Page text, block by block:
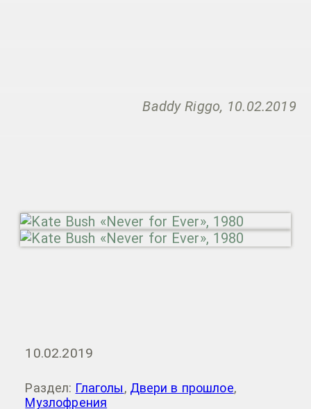
Baddy Riggo, 10.02.2019
10.02.2019
Раздел: Глаголы, Двери в прошлое,
Музлофрения